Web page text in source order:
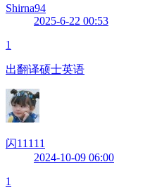
Shirna94
2025-6-22 00:53
1
出翻译硕士英语
闪11111
2024-10-09 06:00
1